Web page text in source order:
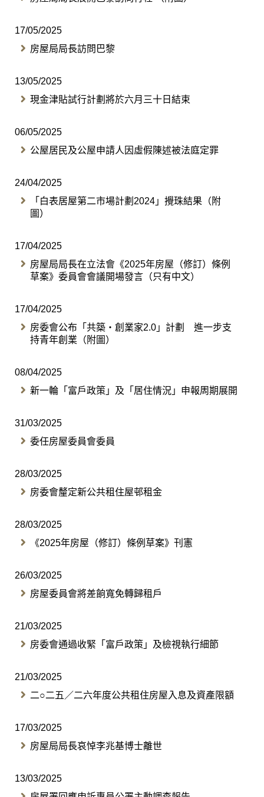
17/05/2025
房屋局局長訪問巴黎
13/05/2025
現金津貼試行計劃將於六月三十日結束
06/05/2025
公屋居民及公屋申請人因虛假陳述被法庭定罪
24/04/2025
「白表居屋第二市場計劃2024」攪珠結果（附
圖）
17/04/2025
房屋局局長在立法會《2025年房屋（修訂）條例
草案》委員會會議開場發言（只有中文）
17/04/2025
房委會公布「共築・創業家2.0」計劃 進一步支
持青年創業（附圖）
08/04/2025
新一輪「富戶政策」及「居住情況」申報周期展開
31/03/2025
委任房屋委員會委員
28/03/2025
房委會釐定新公共租住屋邨租金
28/03/2025
《2025年房屋（修訂）條例草案》刊憲
26/03/2025
房屋委員會將差餉寬免轉歸租戶
21/03/2025
房委會通過收緊「富戶政策」及檢視執行細節
21/03/2025
二○二五／二六年度公共租住房屋入息及資產限額
17/03/2025
房屋局局長哀悼李兆基博士離世
13/03/2025